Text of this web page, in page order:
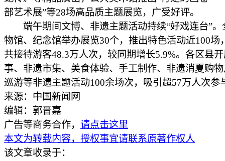
部艺术展”等28场高品质主题展览，广受好评。
端午期间文博、非遗主题活动持续“好戏连台”。
物馆、纪念馆举办展览30个，推出特色活动近100场
共接待游客48.3万人次，较同期增长5.9%。各区县
事、非遗市集、美食体验、手工制作、非遗消夏购
巡游等非遗主题活动100余场次，吸引超57万人次参
来源：中国新闻网
编辑：郭晋嘉
广告等商务合作， 请点击这里
本文为转载内容，授权事宜请联系原著作权人
该文章收录于：